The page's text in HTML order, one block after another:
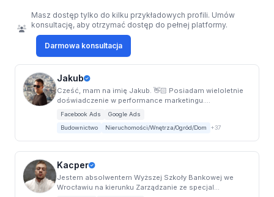
Masz dostęp tylko do kilku przykładowych profili. Umów
konsultację, aby otrzymać dostęp do pełnej platformy.
Darmowa konsultacja
Jakub
Cześć, mam na imię Jakub. 👋🏻 Posiadam wieloletnie
doświadczenie w performance marketingu....
Facebook Ads
Google Ads
Budownictwo
Nieruchomości/Wnętrza/Ogród/Dom +37
Kacper
Jestem absolwentem Wyższej Szkoły Bankowej we
Wrocławiu na kierunku Zarządzanie ze specjal...